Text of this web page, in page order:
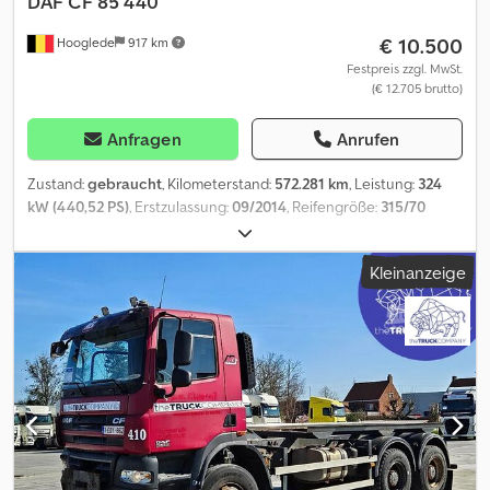
Hooglede 917 km € 10.500
Festpreis zzgl. MwSt.
(€ 12.705 brutto)
Anfragen Anrufen
Zustand:gebraucht, Kilometerstand: 572.281 km, Leistung: 324
kW (440,52 PS), Erstzulassung:09/2014, Reifengröße: 315/70
4x2, Farbe:
Schlafkabine, Getriebetyp:Automatisch, Emissionsklasse:Euro6,
, Baujahr:
ABS,
Standheizung, Tempomat, Zentralverriegelung, elektrisch
verstellbarer Spiegel, elektrische Fensterheberregelung, =
Weitere Optionen und Zubehör = - Kraftstofftank aus Aluminium -
Leichtmetallräder - Scheinwerfer - Wechselstrom -
Werkzeugkasten = Weitere Informationen = Reifenmaß: 315/70
R22.5 Bremsen: Scheibenbremsen Vorderachse: LM Felgen;
Gelenkt; Reifen Profil links: 2 mm; Reifen Profil rechts: 2 mm;
Federung: Blattfederung Hinterachse: Doppelbereift; LM Felgen;
Reifen Profil links innnerhalb: 2 mm; Reifen Profil links außen: 2
Kleinanzeige